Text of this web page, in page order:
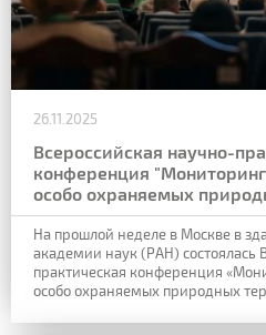
26.11.2025
Всероссийская научно-
конференция
особо охраняемых
На прошлой неделе в Москве в
академии наук (РАН) состоялась
практическая конференция
особо охраняемых природных